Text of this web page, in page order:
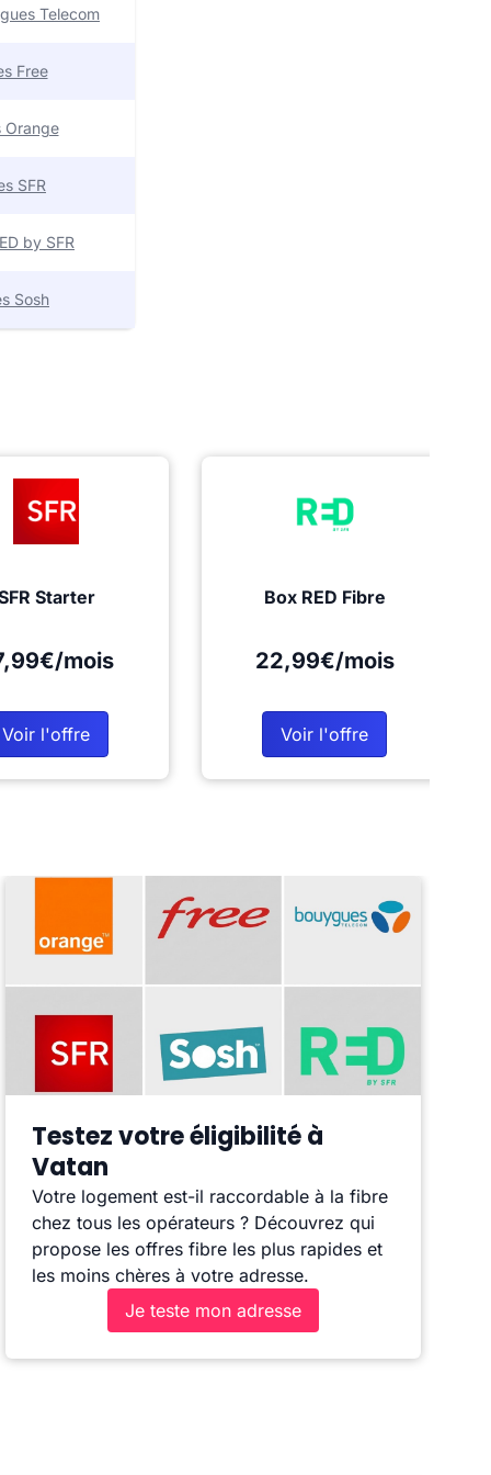
Telecom
Free
Orange
SFR
by SFR
Sosh
Starter
mois
Voir l'offre
Box RED Fibre
22,99€/mois
Voir l'offre
Testez votre éligibilité à
Vatan
Votre logement est-il raccordable à la fibre
chez tous les opérateurs ? Découvrez qui
propose les offres fibre les plus rapides et
les moins chères à votre adresse.
Je teste mon adresse